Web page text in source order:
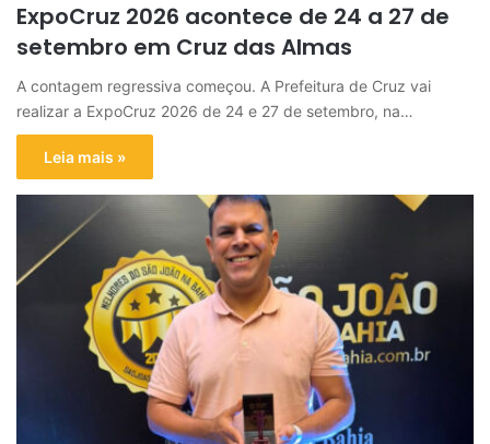
ExpoCruz 2026 acontece de 24 a 27 de
setembro em Cruz das Almas
A contagem regressiva começou. A Prefeitura de Cruz vai
realizar a ExpoCruz 2026 de 24 e 27 de setembro, na…
Leia mais »